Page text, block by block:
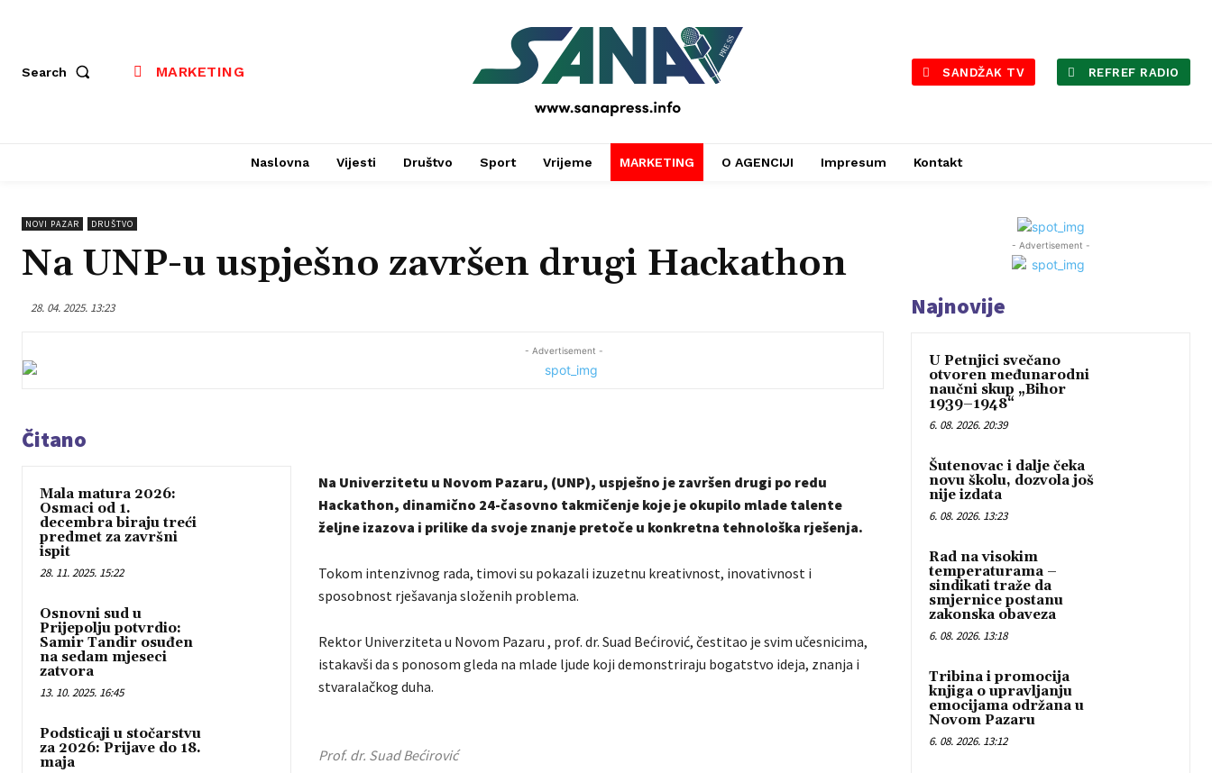
Search MARKETING
PRESS
SANDŽAK TV REFREF RADIO
Naslovna Vijesti Društvo Sport Vrijeme MARKETING O AGENCIJI Impresum Kontakt
NOVI PAZAR DRUŠTVO
Na UNP-u uspješno završen drugi Hackathon
28. 04. 2025. 13:23
- Advertisement -
Čitano
Mala matura 2026:
Osmaci od 1.
decembra biraju treći
predmet za završni
ispit
28. 11. 2025. 15:22
Osnovni sud u
Prijepolju potvrdio:
Samir Tandir osuđen
na sedam mjeseci
zatvora
13. 10. 2025. 16:45
Podsticaji u stočarstvu
za 2026: Prijave do 18.
maja
Na Univerzitetu u Novom Pazaru, (UNP), uspješno je završen drugi po redu
Hackathon, dinamično 24-časovno takmičenje koje je okupilo mlade talente
željne izazova i prilike da svoje znanje pretoče u konkretna tehnološka rješenja.
Tokom intenzivnog rada, timovi su pokazali izuzetnu kreativnost, inovativnost i
sposobnost rješavanja složenih problema.
Rektor Univerziteta u Novom Pazaru , prof. dr. Suad Bećirović, čestitao je svim učesnicima,
istakavši da s ponosom gleda na mlade ljude koji demonstriraju bogatstvo ideja, znanja i
stvaralačkog duha.
Prof. dr. Suad Bećirović
- Advertisement -
Najnovije
U Petnjici svečano
otvoren međunarodni
naučni skup „Bihor
1939–1948“
6. 08. 2026. 20:39
Šutenovac i dalje čeka
novu školu, dozvola još
nije izdata
6. 08. 2026. 13:23
Rad na visokim
temperaturama –
sindikati traže da
smjernice postanu
zakonska obaveza
6. 08. 2026. 13:18
Tribina i promocija
knjiga o upravljanju
emocijama održana u
Novom Pazaru
6. 08. 2026. 13:12